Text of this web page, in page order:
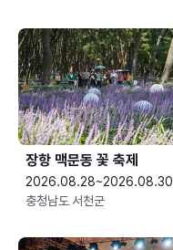
장항 맥문동 꽃 축제
2026.08.28~2026.08.30
충청남도 서천군